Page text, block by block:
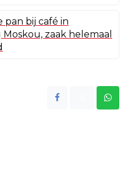
pan bij café in
zaak helemaal